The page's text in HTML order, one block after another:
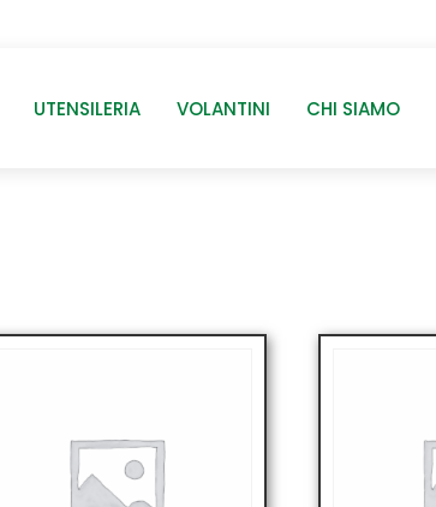
UTENSILERIA VOLANTINI CHI SIAMO